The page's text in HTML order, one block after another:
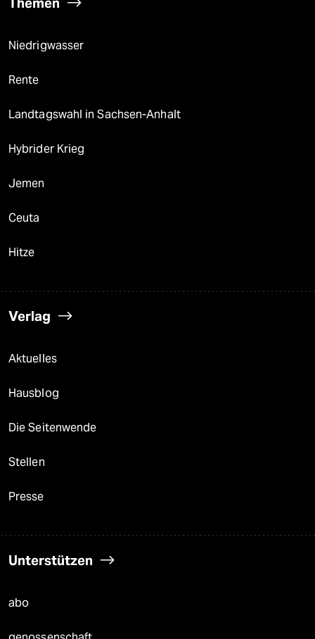
Niedrigwasser
Rente
Landtagswahl in Sachsen-Anhalt
Hybrider Krieg
Jemen
Ceuta
Hitze
Verlag
Aktuelles
Hausblog
Die Seitenwende
Stellen
Presse
Unterstützen
abo